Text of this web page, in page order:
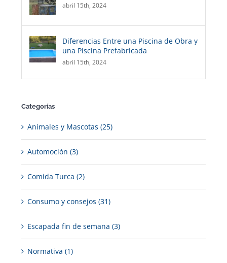
abril 15th, 2024
Diferencias Entre una Piscina de Obra y
una Piscina Prefabricada
abril 15th, 2024
Categorías
Animales y Mascotas (25)
Automoción (3)
Comida Turca (2)
Consumo y consejos (31)
Escapada fin de semana (3)
Normativa (1)